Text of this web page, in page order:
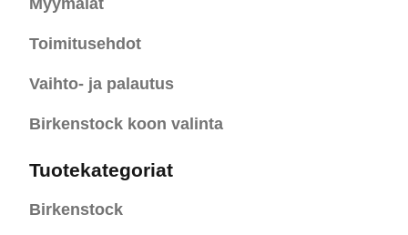
Myymälät
Toimitusehdot
Vaihto- ja palautus
Birkenstock koon valinta
Tuotekategoriat
Birkenstock